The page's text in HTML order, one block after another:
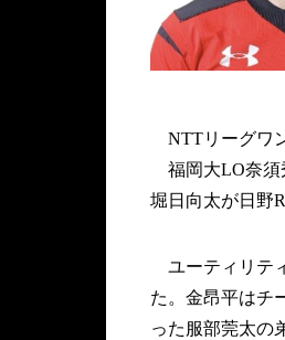
NTTリーグワ
福岡大LO奈須
堀日向太が日野
ユーティリテ
た。金昂平はチ
った服部莞太の